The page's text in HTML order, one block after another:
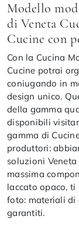
Modello
di Veneta
Cucine con
Con la Cucina
Cucine potrai
coniugando in
design unico.
della gamma
disponibili
gamma di
produttori:
soluzioni
massima
laccato opaco,
foto: materiali di
garantiti.